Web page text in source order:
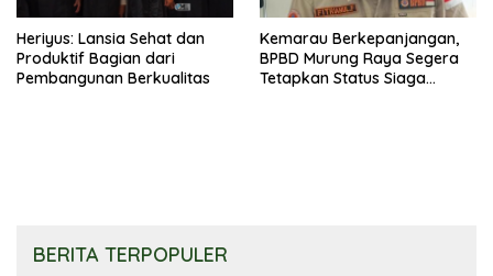
Heriyus: Lansia Sehat dan
Produktif Bagian dari
Pembangunan Berkualitas
Kemarau Berkepanjangan,
BPBD Murung Raya Segera
Tetapkan Status Siaga
BERITA TERPOPULER